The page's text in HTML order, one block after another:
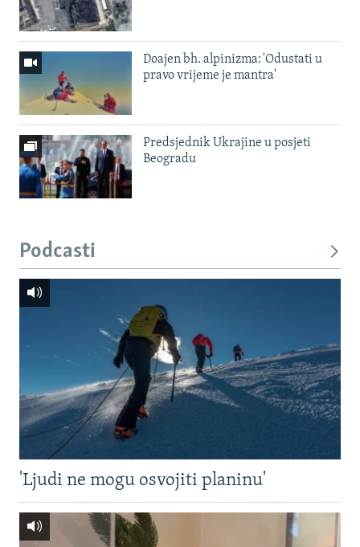
Doajen bh. alpinizma: 'Odustati u
pravo vrijeme je mantra'
Predsjednik Ukrajine u posjeti
Beogradu
Podcasti
'Ljudi ne mogu osvojiti planinu'